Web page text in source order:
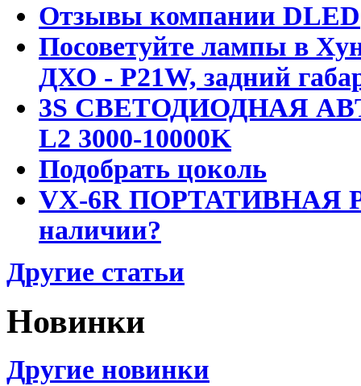
Отзывы компании DLED
Посоветуйте лампы в
ДХО - P21W, задний
3S СВЕТОДИОДНАЯ
L2 3000-10000K
Подобрать цоколь
VX-6R ПОРТАТИВНАЯ
наличии?
Другие статьи
Новинки
Другие новинки